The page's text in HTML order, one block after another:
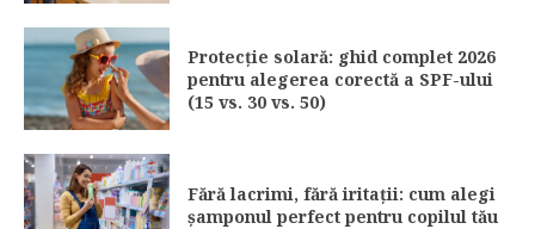
Protecție solară: ghid complet 2026
pentru alegerea corectă a SPF-ului
(15 vs. 30 vs. 50)
Fără lacrimi, fără iritații: cum alegi
șamponul perfect pentru copilul tău